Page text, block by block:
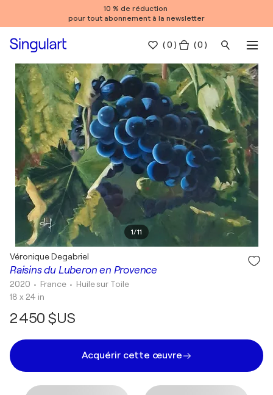
10 % de réduction
pour tout abonnement à la newsletter
(0 ) ( 0 )
1/11
Raisins du Luberon en Provence
Véronique Degabriel
2020 • France • Huile sur Toile
18 x 24 in
2 450 $US
Acquérir cette œuvre